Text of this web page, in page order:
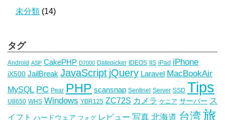
未分類 (14)
タグ
Android ASP CakePHP D7000 Datepicker IDEOS IIS iPad iPhone
iX500 JailBreak JavaScript jQuery Laravel MacBookAir
MySQL PC Pear PHP scansnap Sentinel Server SSD Tips
U8650 WHS Windows YBR125 ZC72S カメラ ケニア サーバー ス
イフト ハードウェア フォグ レビュー 写真 北海道 台湾旅